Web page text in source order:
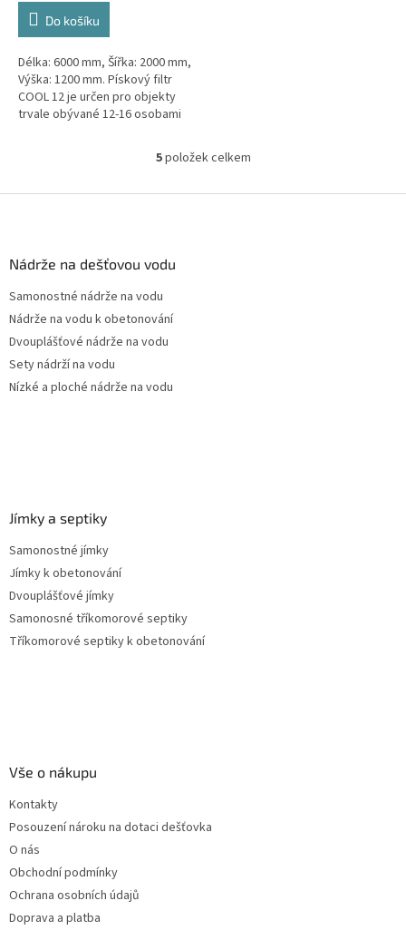
Do košíku
Délka: 6000 mm, Šířka: 2000 mm,
Výška: 1200 mm. Pískový filtr
COOL 12 je určen pro objekty
trvale obývané 12-16 osobami
O
l
5položek celkem
Nádrže na dešťovou vodu
Samonostné nádrže na vodu
Nádrže na vodu k obetonování
Dvouplášťové nádrže na vodu
Sety nádrží na vodu
Nízké a ploché nádrže na vodu
Jímky a septiky
Samonostné jímky
Jímky k obetonování
Dvouplášťové jímky
Samonosné tříkomorové septiky
Tříkomorové septiky k obetonování
Vše o nákupu
Kontakty
Posouzení nároku na dotaci dešťovka
O nás
Obchodní podmínky
Ochrana osobních údajů
Doprava a platba